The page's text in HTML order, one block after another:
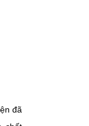
đã